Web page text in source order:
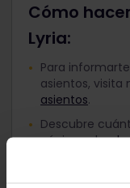
Cómo
Lyria:
Para
asientos, visita
asientos.
Descubre
página sobre